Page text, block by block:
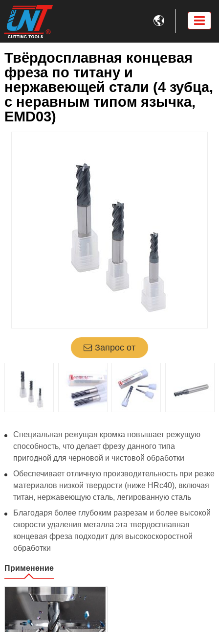

Твёрдосплавная концевая
фреза по титану и
нержавеющей стали (4 зубца,
с неравным типом язычка,
EMD03)
Запрос от
Специальная режущая кромка повышает режущую
способность, что делает фрезу данного типа
пригодной для черновой и чистовой обработки
Обеспечивает отличную производительность при резке
материалов низкой твердости (ниже HRc40), включая
титан, нержавеющую сталь, легированную сталь
Благодаря более глубоким разрезам и более высокой
скорости удаления металла эта твердосплавная
концевая фреза подходит для высокоскоростной
обработки
Применение